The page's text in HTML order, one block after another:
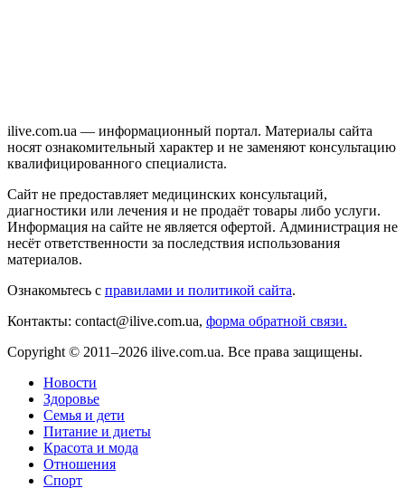
ilive.com.ua — информационный портал. Материалы сайта
носят ознакомительный характер и не заменяют консультацию
квалифицированного специалиста.
Сайт не предоставляет медицинских консультаций,
диагностики или лечения и не продаёт товары либо услуги.
Информация на сайте не является офертой. Администрация не
несёт ответственности за последствия использования
материалов.
Ознакомьтесь с правилами и политикой сайта.
Контакты: contact@ilive.com.ua, форма обратной связи.
Copyright © 2011–2026 ilive.com.ua. Все права защищены.
Новости
Здоровье
Семья и дети
Питание и диеты
Красота и мода
Отношения
Спорт